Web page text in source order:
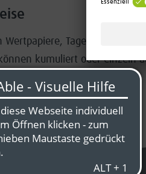
Wertpapiere, Tages- und
kumuliert oder einzeln